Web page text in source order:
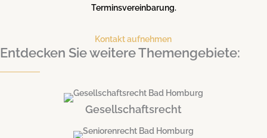
Terminsvereinbarung.
Kontakt aufnehmen
Entdecken Sie weitere Themengebiete:
Gesellschaftsrecht